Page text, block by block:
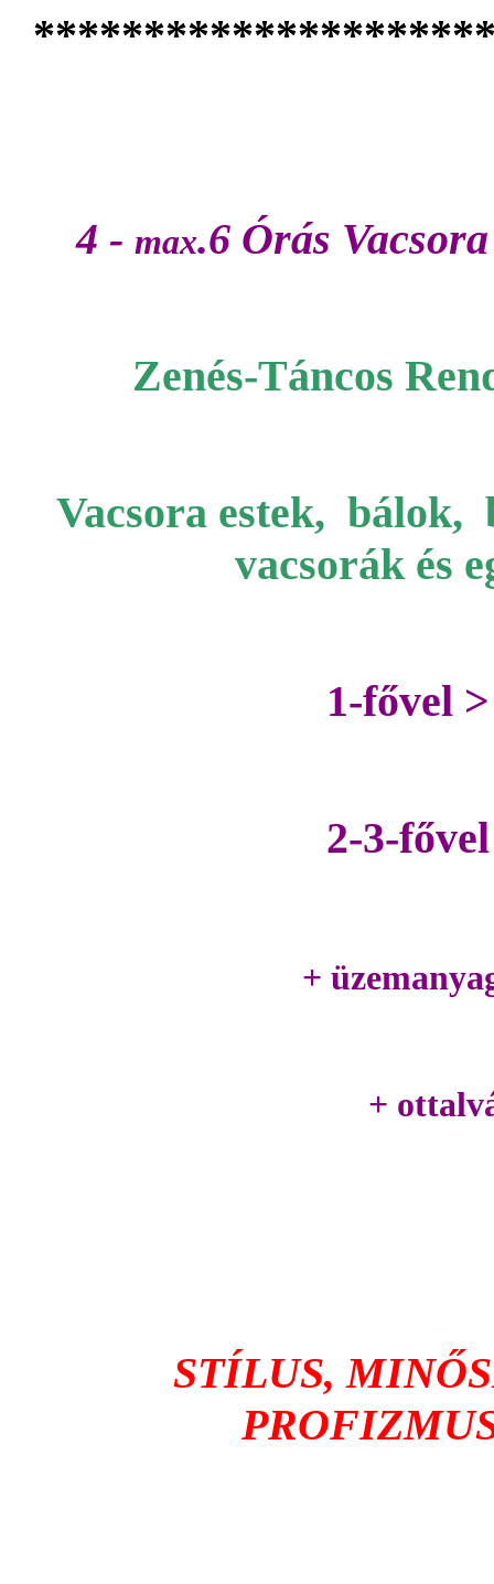
4 - max.6Órás
Zenés-Táncos
Vacsora estek, bálok,
vacsorák és
1-fővel
2-3-
+
+
STÍLUS,